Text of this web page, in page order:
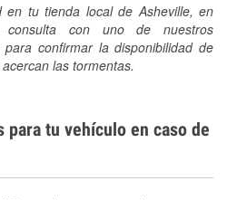
en tu tienda local de Asheville, en
con uno de nuestros
confirmar la disponibilidad de
las tormentas.
tu vehículo en caso de